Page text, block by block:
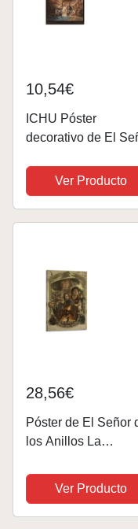
10,54€
ICHU Póster
decorativo de El
lienzo, póster de
e impresión artística
moderna para
Ver Producto
28,56€
Póster de El Señor
los Anillos La
para la pared de la
cubierta de la
habitación, póster
Ver Producto